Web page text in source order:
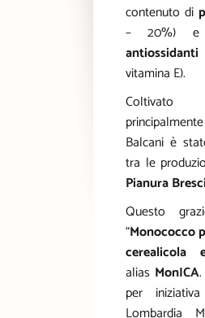
contenuto di
– 20%)
antiossidanti
vitamina E).
Balcani è
tra le
Pianura
Questo
“Monococco
cerealicola
alias MonICA
per
Lombardia